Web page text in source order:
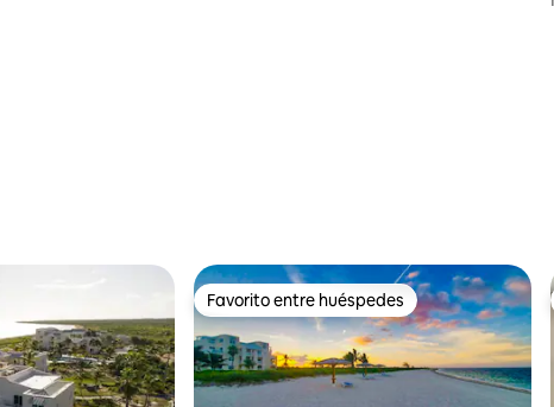
Favorito entre huéspedes
Favorito entre huéspedes